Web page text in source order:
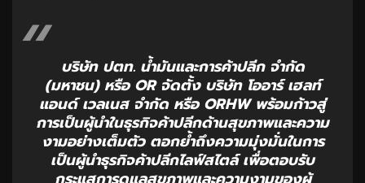
บริษัท ปตท. น้ำมันและการค้าปลีก จำกัด
(มหาชน) หรือ OR จัดตั้ง บริษัท โออาร์ เฮลท์
แอนด์ เวลเนส จำกัด หรือ ORHW พร้อมก้าวสู่
การเป็นผู้นำในธุรกิจค้าปลีกด้านสุขภาพและความ
งามอย่างเต็มตัว ตอกย้ำถึงความมุ่งมั่นในการ
เป็นผู้นำธุรกิจค้าปลีกไลฟ์สไตล์ เพื่อตอบรับ